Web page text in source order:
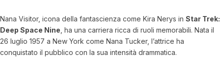
Nana Visitor, icona della fantascienza come Kira Nerys in Star Trek:
Deep Space Nine , ha una carriera ricca di ruoli memorabili. Nata il
26 luglio 1957 a New York come Nana Tucker, l’attrice ha
conquistato il pubblico con la sua intensità drammatica.